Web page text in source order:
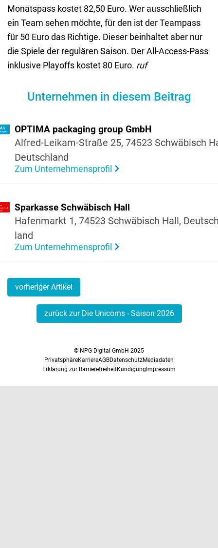
Monatspass kostet 82,50 Euro. Wer ausschließlich
ein Team sehen möchte, für den ist der Teampass
für 50 Euro das Richtige. Dieser beinhaltet aber nur
die Spiele der regulären Saison. Der All-Access-Pass
inklusive Playoffs kostet 80 Euro. ruf
Unternehmen in diesem Beitrag
OPTIMA packa­ging group GmbH
Alfred-Leikam-Straße 25, 74523 Schwä­bisch
Deutsch­land
Zum Unternehmensprofil
Spar­kasse Schwä­bisch Hall
Hafen­markt 1, 74523 Schwä­bisch Hall,
land
Zum Unternehmensprofil
vorheriger Artikel
zurück zur Die Unicorns - Saison 2026
© NPG Digital GmbH 2025
PrivatsphäreKarriereAGBDatenschutzMediadaten
Erklärung zur BarrierefreiheitKündigungImpressum